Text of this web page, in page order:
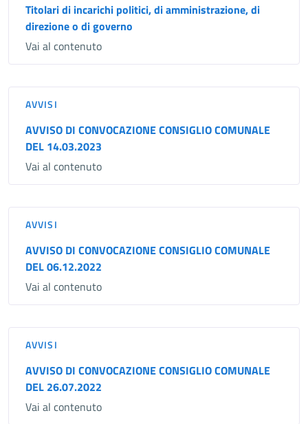
Titolari di incarichi politici, di amministrazione, di
direzione o di governo
Vai al contenuto
AVVISI
AVVISO DI CONVOCAZIONE CONSIGLIO COMUNALE
DEL 14.03.2023
Vai al contenuto
AVVISI
AVVISO DI CONVOCAZIONE CONSIGLIO COMUNALE
DEL 06.12.2022
Vai al contenuto
AVVISI
AVVISO DI CONVOCAZIONE CONSIGLIO COMUNALE
DEL 26.07.2022
Vai al contenuto